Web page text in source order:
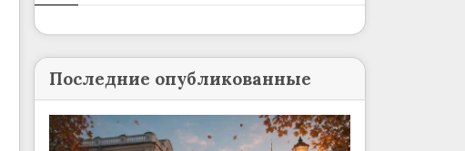
Последние опубликованные